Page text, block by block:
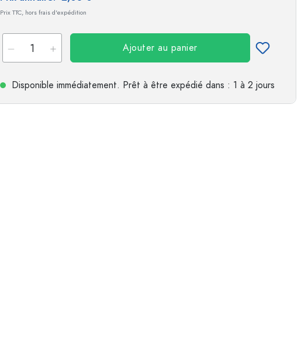
Prix TTC, hors frais d'expédition
Ajouter au panier
Disponible immédiatement. Prêt à être expédié dans : 1 à 2 jours